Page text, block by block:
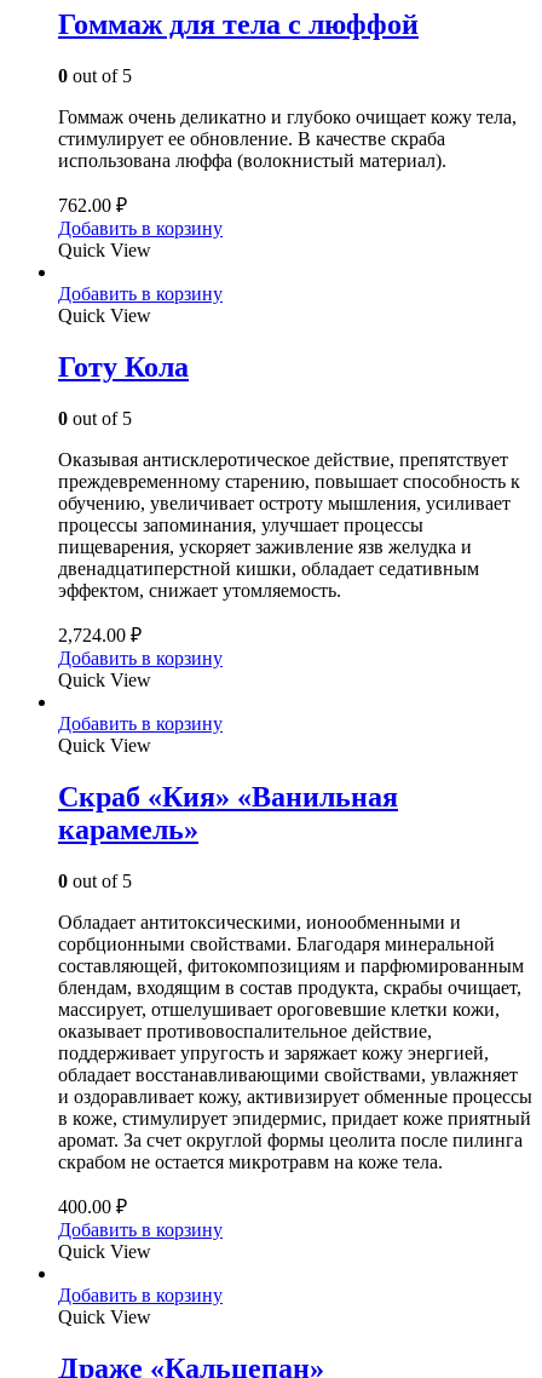
Гоммаж для тела с люффой
0 out of 5
Гоммаж очень деликатно и глубоко очищает кожу тела,
стимулирует ее обновление. В качестве скраба
использована люффа (волокнистый материал).
762.00 ₽
Добавить в корзину
Quick View
Добавить в корзину
Quick View
Готу Кола
0 out of 5
Оказывая антисклеротическое действие, препятствует
преждевременному старению, повышает способность к
обучению, увеличивает остроту мышления, усиливает
процессы запоминания, улучшает процессы
пищеварения, ускоряет заживление язв желудка и
двенадцатиперстной кишки, обладает седативным
эффектом, снижает утомляемость.
2,724.00 ₽
Добавить в корзину
Quick View
Добавить в корзину
Quick View
Скраб «Кия» «Ванильная
карамель»
0 out of 5
Обладает антитоксическими, ионообменными и
сорбционными свойствами. Благодаря минеральной
составляющей, фитокомпозициям и парфюмированным
блендам, входящим в состав продукта, скрабы очищает,
массирует, отшелушивает ороговевшие клетки кожи,
оказывает противовоспалительное действие,
поддерживает упругость и заряжает кожу энергией,
обладает восстанавливающими свойствами, увлажняет
и оздоравливает кожу, активизирует обменные процессы
в коже, стимулирует эпидермис, придает коже приятный
аромат. За счет округлой формы цеолита после пилинга
скрабом не остается микротравм на коже тела.
400.00 ₽
Добавить в корзину
Quick View
Добавить в корзину
Quick View
Драже «Кальцепан»